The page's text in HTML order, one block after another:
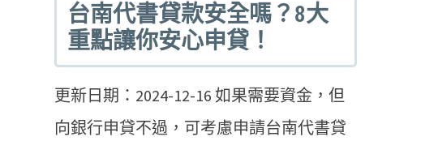
台南代書貸款安全嗎？8大
重點讓你安心申貸！
更新日期：2024-12-16 如果需要資金，但
向銀行申貸不過，可考慮申請台南代書貸